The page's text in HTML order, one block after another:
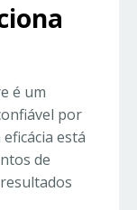
é um
por
está
de